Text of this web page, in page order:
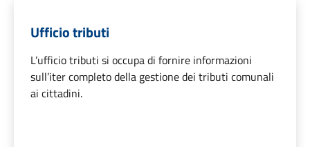
Ufficio tributi
L’ufficio tributi si occupa di fornire informazioni
sull’iter completo della gestione dei tributi comunali
ai cittadini.